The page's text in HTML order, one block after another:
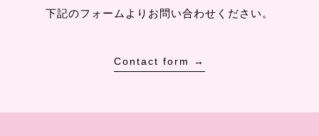
下記のフォームよりお問い合わせください。
Contact form →